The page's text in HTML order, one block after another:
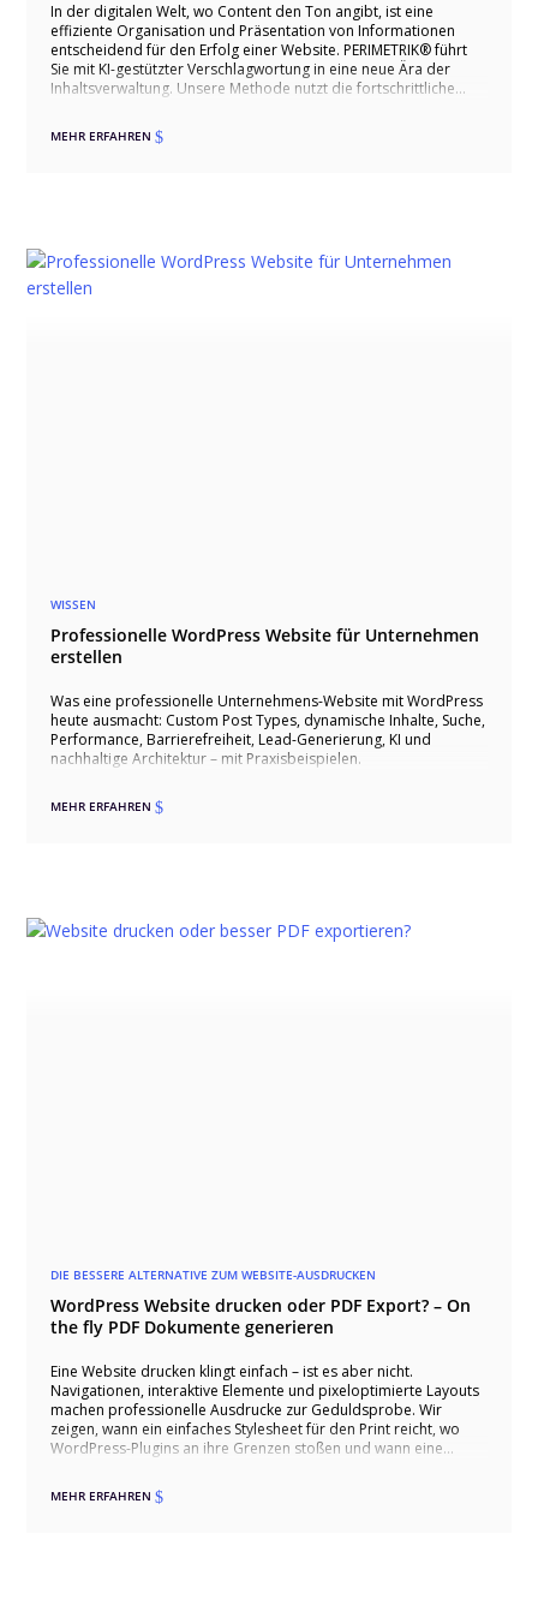
In der digitalen Welt, wo Content den Ton angibt, ist eine
effiziente Organisation und Präsentation von Informationen
entscheidend für den Erfolg einer Website. PERIMETRIK® führt
Sie mit KI-gestützter Verschlagwortung in eine neue Ära der
Inhaltsverwaltung. Unsere Methode nutzt die fortschrittliche
Inhalten auf Ihrer WordPress-Site zu revolutionieren.
MEHR ERFAHREN$
WISSEN
Professionelle WordPress Website für Unternehmen
erstellen
Was eine professionelle Unternehmens-Website mit WordPress
heute ausmacht: Custom Post Types, dynamische Inhalte, Suche,
Performance, Barrierefreiheit, Lead-Generierung, KI und
nachhaltige Architektur – mit Praxisbeispielen.
MEHR ERFAHREN$
DIE BESSERE ALTERNATIVE ZUM WEBSITE-AUSDRUCKEN
WordPress Website drucken oder PDF Export? – On
the fly PDF Dokumente generieren
Eine Website drucken klingt einfach – ist es aber nicht.
Navigationen, interaktive Elemente und pixeloptimierte Layouts
machen professionelle Ausdrucke zur Geduldsprobe. Wir
zeigen, wann ein einfaches Stylesheet für den Print reicht, wo
WordPress-Plugins an ihre Grenzen stoßen und wann eine
MEHR ERFAHREN$